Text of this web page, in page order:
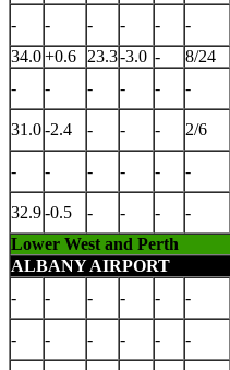
- - - - - -
34.0+0.6 23.3-3.0 - 8/24
-
- - - - -
31.0-2.4 - - - 2/6
- - - - - -
32.9-0.5 - - - -
Lower West and Perth
ALBANY AIRPORT
-
- - - - -
- - - - - -